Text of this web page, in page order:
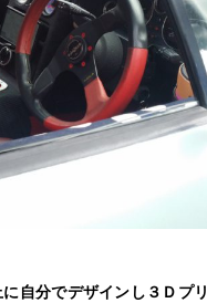
自分でデザインし３Ｄプリ